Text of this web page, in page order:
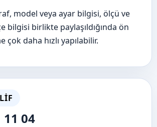
model veya ayar bilgisi, ölçü ve
bilgisi birlikte paylaşıldığında ön
daha hızlı yapılabilir.
11 04